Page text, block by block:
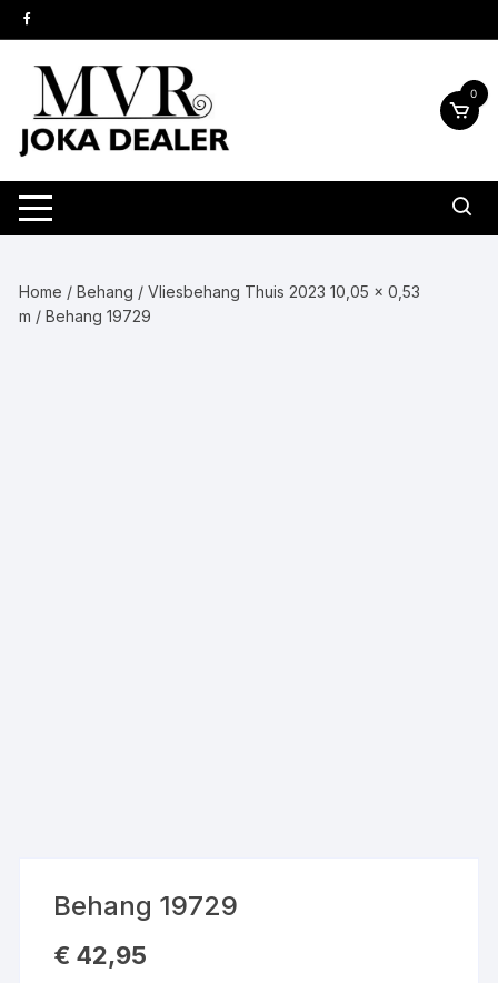
naar
inhoud
0
Home /Behang /Vliesbehang Thuis 2023 10,05 x 0,53
m / Behang 19729
Behang 19729
€ 42,95